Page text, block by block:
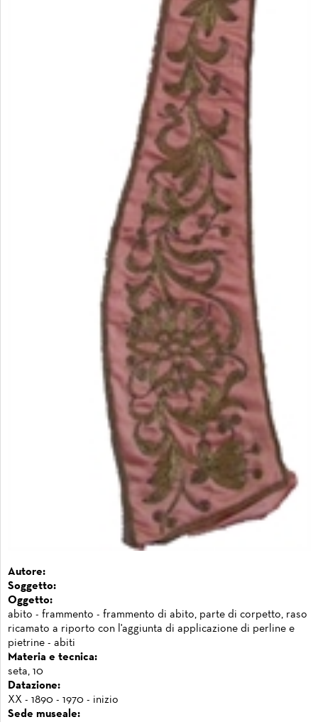
Autore:
Soggetto:
Oggetto:
abito - frammento - frammento di abito, parte di corpetto, raso
ricamato a riporto con l'aggiunta di applicazione di perline e
pietrine - abiti
Materia e tecnica:
seta, 10
Datazione:
XX - 1890 - 1970 - inizio
Sede museale: